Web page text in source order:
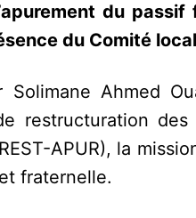
du
du Comité
Solimane Ahmed
restructuration
APUR), la
fraternelle.